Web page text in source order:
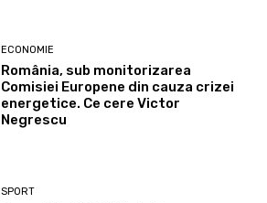
ECONOMIE
România, sub monitorizarea
Comisiei Europene din cauza crizei
energetice. Ce cere Victor
Negrescu
SPORT